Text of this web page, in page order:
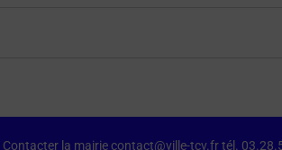
Contacter la mairie contact@ville-tcv.fr tél.